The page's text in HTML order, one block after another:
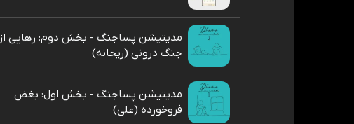
مدیتیشن پساجنگ - بخش دوم: رهایی از
جنگ درونی (ریحانه)
مدیتیشن پساجنگ - بخش اول: بغض
فروخورده (علی)